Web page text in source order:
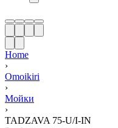
Home
›
Omoikiri
›
Мойки
›
TADZAVA 75-U/I-IN